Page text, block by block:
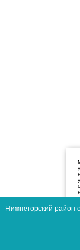
Нижнегорский район